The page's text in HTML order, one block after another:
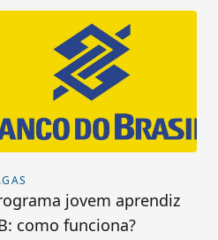
jovem aprendiz
como funciona?